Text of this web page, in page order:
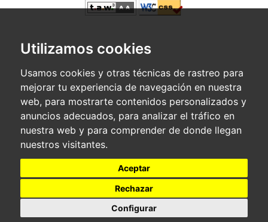
Utilizamos cookies
Usamos cookies y otras técnicas de rastreo para
mejorar tu experiencia de navegación en nuestra
web, para mostrarte contenidos personalizados y
anuncios adecuados, para analizar el tráfico en
nuestra web y para comprender de donde llegan
nuestros visitantes.
Aceptar
Rechazar
Configurar